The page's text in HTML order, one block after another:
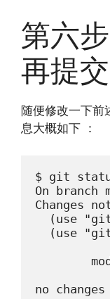
第六
再提
随便修改一下
息大概如下 ：
$ git
On branch
Changes
(use "git
(use "git
no